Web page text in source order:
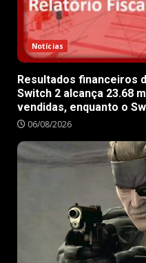
Notícias
Resultados financeiros
Switch 2 alcança 23.68
vendidas, enquanto o
06/08/2026